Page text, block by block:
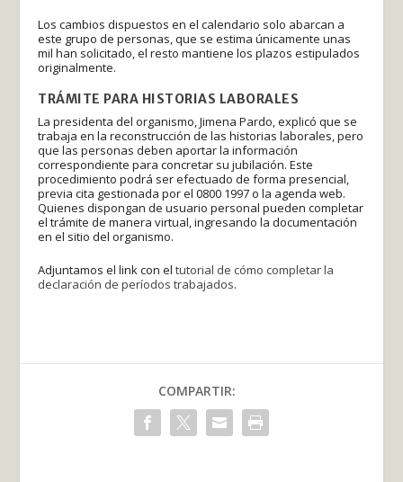
Los cambios dispuestos en el calendario solo abarcan a
este grupo de personas, que se estima únicamente unas
mil han solicitado, el resto mantiene los plazos estipulados
originalmente.
TRÁMITE PARA HISTORIAS LABORALES
La presidenta del organismo, Jimena Pardo, explicó que se
trabaja en la reconstrucción de las historias laborales, pero
que las personas deben aportar la información
correspondiente para concretar su jubilación. Este
procedimiento podrá ser efectuado de forma presencial,
previa cita gestionada por el 0800 1997 o la agenda web.
Quienes dispongan de usuario personal pueden completar
el trámite de manera virtual, ingresando la documentación
en el sitio del organismo.
Adjuntamos el link con eltutorial de cómo completar la
declaración de períodos trabajados.
COMPARTIR: